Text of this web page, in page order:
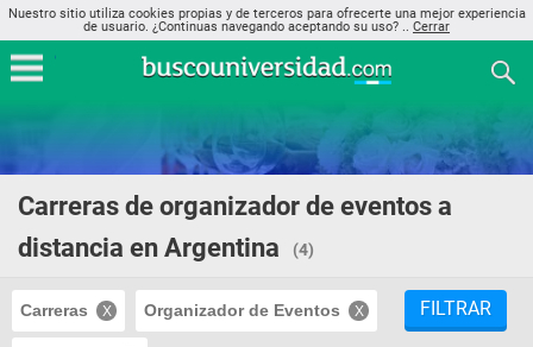
Nuestro sitio utiliza cookies propias y de terceros para ofrecerte una mejor experiencia
de usuario. ¿Continuas navegando aceptando su uso? .. Cerrar
Carreras de organizador de eventos a
distancia en Argentina
(4)
Carreras Organizador de Eventos FILTRAR